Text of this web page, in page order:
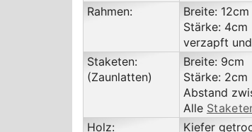
Rahmen:
Breite: 12cm
Stärke: 4cm
verzapft
Staketen:
(Zaunlatten)
Breite: 9cm
Stärke: 2cm
Abstand
Alle
Holz:
Kiefer